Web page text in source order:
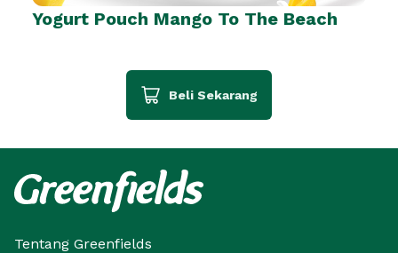
Yogurt Pouch Mango To The Beach
Beli Sekarang
Tentang Greenfields